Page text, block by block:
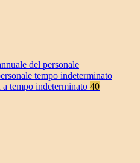
del personale
tempo indeterminato
a tempo indeterminato 40